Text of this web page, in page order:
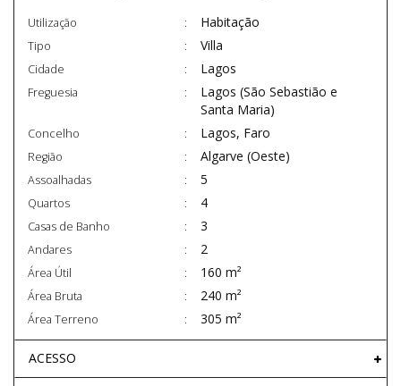
Utilização Habitação
Tipo Villa
Cidade Lagos
Freguesia
Lagos (São Sebastião e
Santa Maria)
Concelho Lagos, Faro
Região Algarve (Oeste)
Assoalhadas 5
Quartos 4
Casas de Banho 3
Andares 2
Área Útil 160 m²
Área Bruta 240 m²
Área Terreno 305 m²
ACESSO